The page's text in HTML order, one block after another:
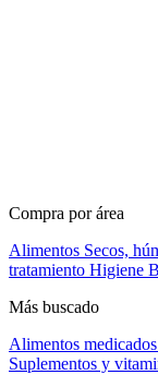
Compra por área
Alimentos Secos,
tratamiento Higiene
Más buscado
Alimentos medicados
Suplementos y